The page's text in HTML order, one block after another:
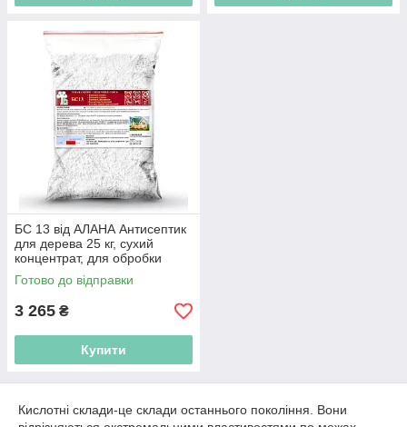
БС 13 від АЛАНА Антисептик
для дерева 25 кг, сухий
концентрат, для обробки
деревини всередині
приміщень 1:9
Готово до відправки
3 265 ₴
Купити
Кислотні склади-це склади останнього покоління. Вони